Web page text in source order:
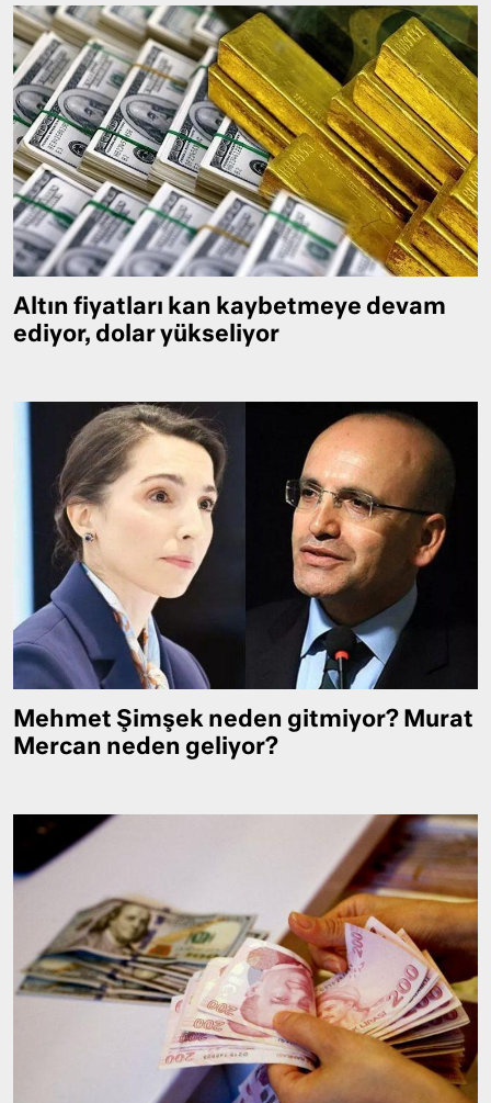
Altın fiyatları kan kaybetmeye devam
ediyor, dolar yükseliyor
Mehmet Şimşek neden gitmiyor? Murat
Mercan neden geliyor?